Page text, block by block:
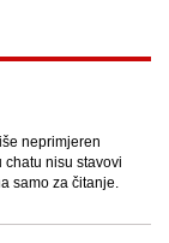
neprimjeren
nisu stavovi
samo za čitanje.